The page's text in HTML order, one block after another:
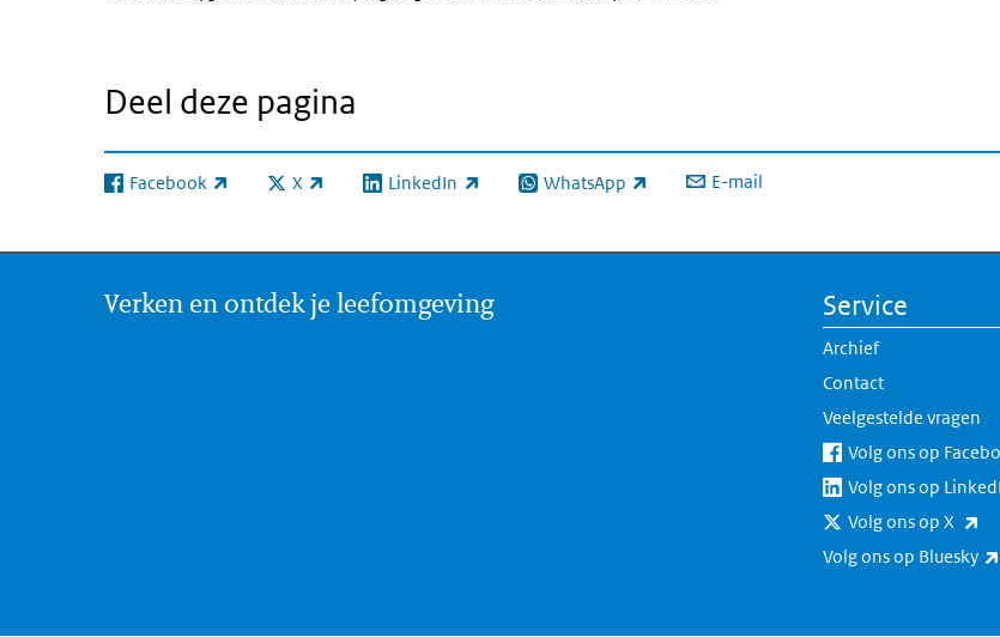
Deel deze pagina
Facebook
(externe link) X
(externe link) LinkedIn
(externe link) WhatsApp
(externe link) E-mail
Verken en ontdek je leefomgeving Service
Archief
Contact
Veelgestelde vragen
Volg ons op
Volg ons op
Volg ons op X
Volg ons op Bluesky